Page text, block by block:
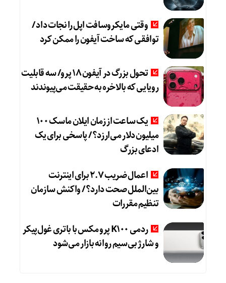
وقتی مایکروسافت اپل را نجات داد /
توافقی که ساخت آیفون را ممکن کرد
تحول بزرگ در آیفون ۱۸ پرو/ سه قابلیت
رویایی که بالاخره به حقیقت می‌پیوندند
یک ساعت از زمان ایلان ماسک ۱۰۰
میلیون دلار می‌ارزد؟ / پاسخی برای یک
ادعای بزرگ
اعمال ضریب ۲.۷ برای اینترنت
بین‌الملل صحت دارد؟ / واکنش سازمان
تنظیم مقررات
ردمی K100 پرو مکس با باتری غول‌پیکر
و شارژ بی‌سیم روانه بازار می‌شود